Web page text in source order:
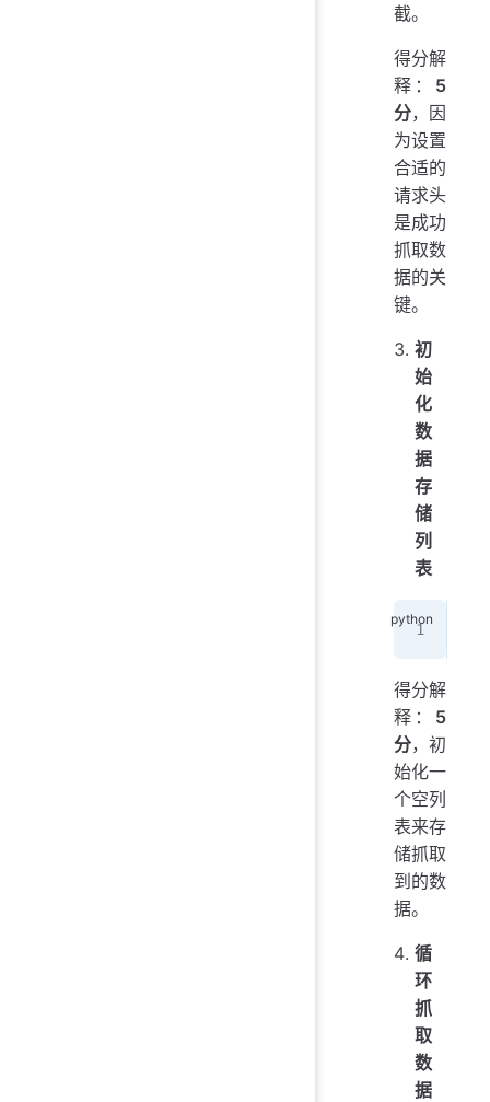
截。
得分解
释： 5
分，因
为设置
合适的
请求头
是成功
抓取数
据的关
键。
初
始
化
数
据
存
储
列
表
得分解
释： 5
分，初
始化一
个空列
表来存
储抓取
到的数
据。
循
环
抓
取
数
据